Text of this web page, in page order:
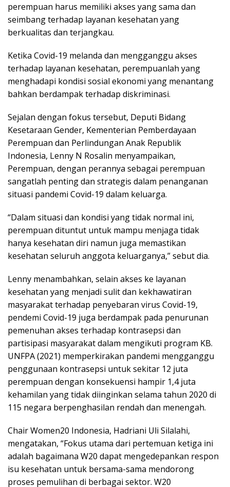
perempuan harus memiliki akses yang sama dan
seimbang terhadap layanan kesehatan yang
berkualitas dan terjangkau.
Ketika Covid-19 melanda dan mengganggu akses
terhadap layanan kesehatan, perempuanlah yang
menghadapi kondisi sosial ekonomi yang menantang
bahkan berdampak terhadap diskriminasi.
Sejalan dengan fokus tersebut, Deputi Bidang
Kesetaraan Gender, Kementerian Pemberdayaan
Perempuan dan Perlindungan Anak Republik
Indonesia, Lenny N Rosalin menyampaikan,
Perempuan, dengan perannya sebagai perempuan
sangatlah penting dan strategis dalam penanganan
situasi pandemi Covid-19 dalam keluarga.
“Dalam situasi dan kondisi yang tidak normal ini,
perempuan dituntut untuk mampu menjaga tidak
hanya kesehatan diri namun juga memastikan
kesehatan seluruh anggota keluarganya,” sebut dia.
Lenny menambahkan, selain akses ke layanan
kesehatan yang menjadi sulit dan kekhawatiran
masyarakat terhadap penyebaran virus Covid-19,
pendemi Covid-19 juga berdampak pada penurunan
pemenuhan akses terhadap kontrasepsi dan
partisipasi masyarakat dalam mengikuti program KB.
UNFPA (2021) memperkirakan pandemi mengganggu
penggunaan kontrasepsi untuk sekitar 12 juta
perempuan dengan konsekuensi hampir 1,4 juta
kehamilan yang tidak diinginkan selama tahun 2020 di
115 negara berpenghasilan rendah dan menengah.
Chair Women20 Indonesia, Hadriani Uli Silalahi,
mengatakan, “Fokus utama dari pertemuan ketiga ini
adalah bagaimana W20 dapat mengedepankan respon
isu kesehatan untuk bersama-sama mendorong
proses pemulihan di berbagai sektor. W20